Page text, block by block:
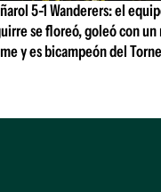
5-1 Wanderers: el
se floreó, goleó con un
y es bicampeón del